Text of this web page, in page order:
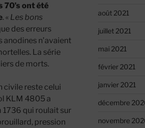
70’s ont été
. « Les bons
des erreurs
n’avaient
La série
de morts.
civile reste celui
KLM 4805 a
1736 qui roulait sur
pression
août 2021
juillet 2021
mai 2021
février 2021
janvier 2021
décembre
novembre